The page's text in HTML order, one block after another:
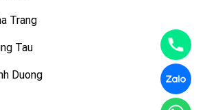
Trang
Tau
Duong